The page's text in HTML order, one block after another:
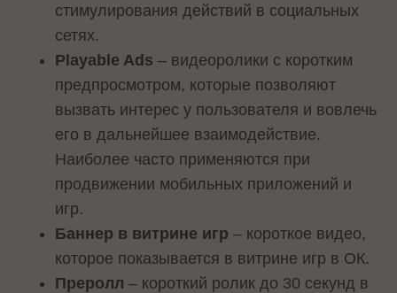
стимулирования действий в социальных
сетях.
Playable Ads – видеоролики с коротким
предпросмотром, которые позволяют
вызвать интерес у пользователя и вовлечь
его в дальнейшее взаимодействие.
Наиболее часто применяются при
продвижении мобильных приложений и
игр.
Баннер в витрине игр – короткое видео,
которое показывается в витрине игр в ОК.
Преролл – короткий ролик до 30 секунд в